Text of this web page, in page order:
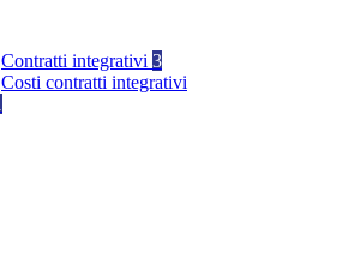
Contratti integrativi 3
Costi contratti integrativi